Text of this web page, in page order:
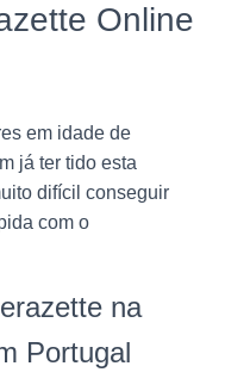
Online
em idade de
já ter tido esta
difícil conseguir
com o
na
Portugal